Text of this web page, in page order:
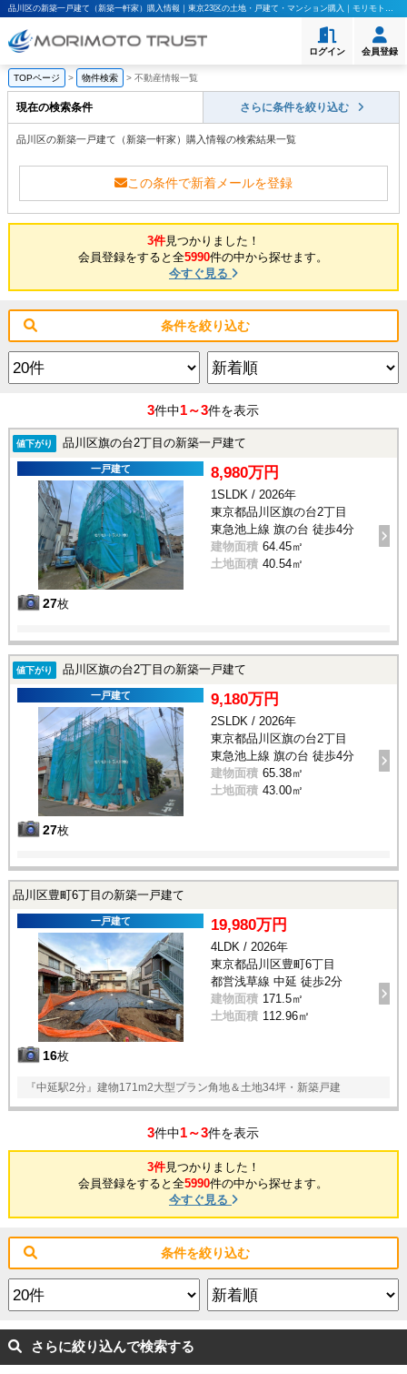
品川区の新築一戸建て（新築一軒家）購入情報｜東京23区の土地・戸建て・マンション購入｜モリモト・トラスト
ログイン 会員登録
TOPページ > 物件検索 > 不動産情報一覧
現在の検索条件 さらに条件を絞り込む
品川区の新築一戸建て（新築一軒家）購入情報の検索結果一覧
この条件で新着メールを登録
3件見つかりました！
会員登録をすると全5990件の中から探せます。
今すぐ見る
条件を絞り込む
3件中1～3件を表示
値下がり 品川区旗の台2丁目の新築一戸建て
一戸建て
27枚
8,980万円
1SLDK / 2026年
東京都品川区旗の台2丁目
東急池上線 旗の台 徒歩4分
建物面積 64.45㎡
土地面積 40.54㎡
値下がり 品川区旗の台2丁目の新築一戸建て
一戸建て
27枚
9,180万円
2SLDK / 2026年
東京都品川区旗の台2丁目
東急池上線 旗の台 徒歩4分
建物面積 65.38㎡
土地面積 43.00㎡
品川区豊町6丁目の新築一戸建て
一戸建て
16枚
19,980万円
4LDK / 2026年
東京都品川区豊町6丁目
都営浅草線 中延 徒歩2分
建物面積 171.5㎡
土地面積 112.96㎡
『中延駅2分』建物171m2大型プラン角地＆土地34坪・新築戸建
3件中1～3件を表示
3件見つかりました！
会員登録をすると全5990件の中から探せます。
今すぐ見る
条件を絞り込む
さらに絞り込んで検索する